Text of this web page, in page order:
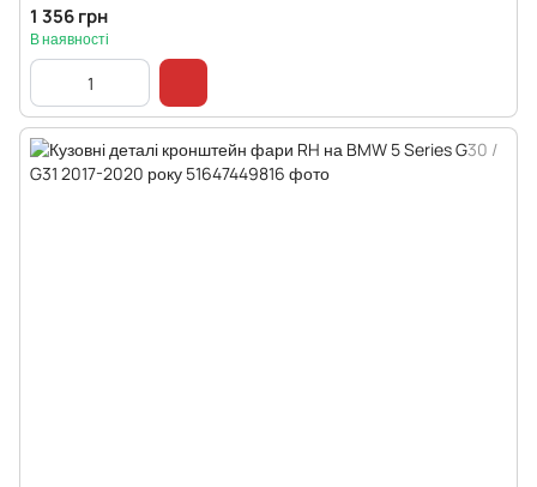
1 356 грн
В наявності